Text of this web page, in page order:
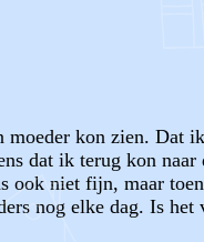
kon zien. Dat
dat ik terug kon naar
ook niet fijn, maar
nog elke dag. Is het